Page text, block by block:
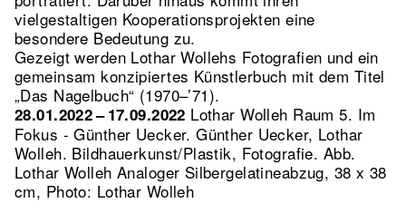
vielgestaltigen Kooperationsprojekten eine
besondere Bedeutung zu.
Gezeigt werden Lothar Wollehs Fotografien und ein
gemeinsam konzipiertes Künstlerbuch mit dem Titel
„Das Nagelbuch“ (1970–’71).
28.01.2022 – 17.09.2022 Lothar Wolleh Raum 5. Im
Fokus - Günther Uecker. Günther Uecker, Lothar
Wolleh. Bildhauerkunst/Plastik, Fotografie. Abb.
Lothar Wolleh Analoger Silbergelatineabzug, 38 x 38
cm, Photo: Lothar Wolleh